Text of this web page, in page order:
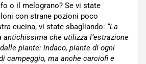
o il melograno? Se vi state
con strane pozioni poco
cucina, vi state sbagliando: “La
antichissima che utilizza l’estrazione
piante: indaco, piante di ogni
campeggio, ma anche carciofi e